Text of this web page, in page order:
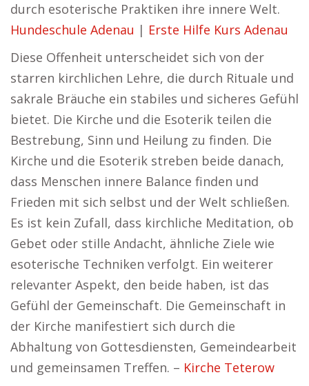
durch esoterische Praktiken ihre innere Welt.
Hundeschule Adenau | Erste Hilfe Kurs Adenau
Diese Offenheit unterscheidet sich von der
starren kirchlichen Lehre, die durch Rituale und
sakrale Bräuche ein stabiles und sicheres Gefühl
bietet. Die Kirche und die Esoterik teilen die
Bestrebung, Sinn und Heilung zu finden. Die
Kirche und die Esoterik streben beide danach,
dass Menschen innere Balance finden und
Frieden mit sich selbst und der Welt schließen.
Es ist kein Zufall, dass kirchliche Meditation, ob
Gebet oder stille Andacht, ähnliche Ziele wie
esoterische Techniken verfolgt. Ein weiterer
relevanter Aspekt, den beide haben, ist das
Gefühl der Gemeinschaft. Die Gemeinschaft in
der Kirche manifestiert sich durch die
Abhaltung von Gottesdiensten, Gemeindearbeit
und gemeinsamen Treffen. – Kirche Teterow